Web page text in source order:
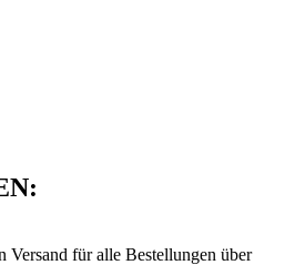
Versand für alle Bestellungen über